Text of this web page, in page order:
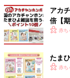
アカ
倍【
赤ち
たま
赤ち